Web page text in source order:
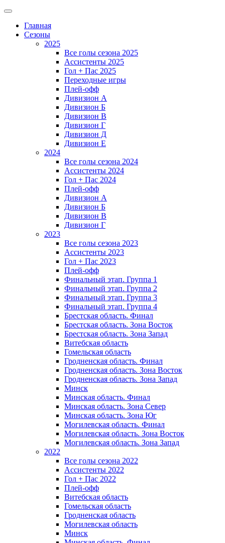
Главная
Сезоны
2025
Все голы сезона 2025
Ассистенты 2025
Гол + Пас 2025
Переходные игры
Плей-офф
Дивизион A
Дивизион Б
Дивизион В
Дивизион Г
Дивизион Д
Дивизион Е
2024
Все голы сезона 2024
Ассистенты 2024
Гол + Пас 2024
Плей-офф
Дивизион A
Дивизион Б
Дивизион В
Дивизион Г
2023
Все голы сезона 2023
Ассистенты 2023
Гол + Пас 2023
Плей-офф
Финальный этап. Группа 1
Финальный этап. Группа 2
Финальный этап. Группа 3
Финальный этап. Группа 4
Брестская область. Финал
Брестская область. Зона Восток
Брестская область. Зона Запад
Витебская область
Гомельская область
Гродненская область. Финал
Гродненская область. Зона Восток
Гродненская область. Зона Запад
Минск
Минская область. Финал
Минская область. Зона Север
Минская область. Зона Юг
Могилевская область. Финал
Могилевская область. Зона Восток
Могилевская область. Зона Запад
2022
Все голы сезона 2022
Ассистенты 2022
Гол + Пас 2022
Плей-офф
Витебская область
Гомельская область
Гродненская область
Могилевская область
Минск